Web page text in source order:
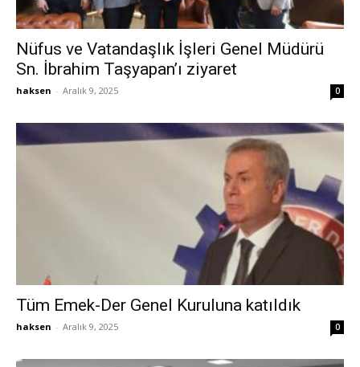
Nüfus ve Vatandaşlık İşleri Genel Müdürü
Sn. İbrahim Taşyapan’ı ziyaret
haksen - Aralık 9, 2025 0
Tüm Emek-Der Genel Kuruluna katıldık
haksen - Aralık 9, 2025 0